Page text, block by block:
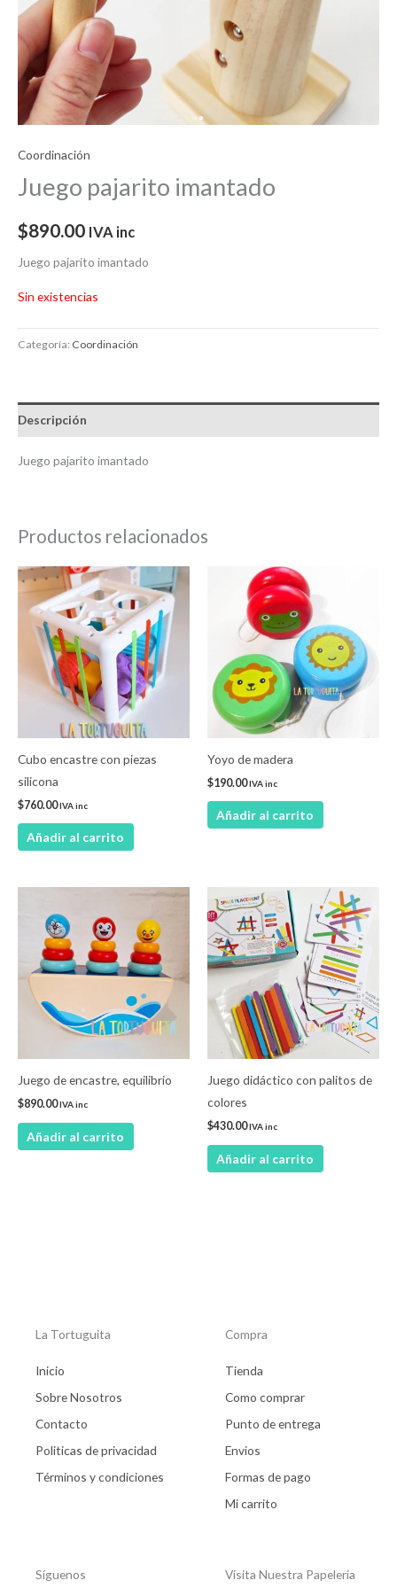
Coordinación
Juego pajarito imantado
$890.00 IVA inc
Juego pajarito imantado
Sin existencias
Categoría: Coordinación
Descripción
Juego pajarito imantado
Productos relacionados
Cubo encastre con piezas
silicona
$760.00IVA inc
Añadir al carrito
Yoyo de madera
$190.00IVA inc
Añadir al carrito
Juego de encastre, equilibrio
$890.00IVA inc
Añadir al carrito
Juego didáctico con palitos de
colores
$430.00IVA inc
Añadir al carrito
La Tortuguita
Inicio
Sobre Nosotros
Contacto
Politicas de privacidad
Términos y condiciones
Compra
Tienda
Como comprar
Punto de entrega
Envios
Formas de pago
Mi carrito
Síguenos Visita Nuestra Papeleria